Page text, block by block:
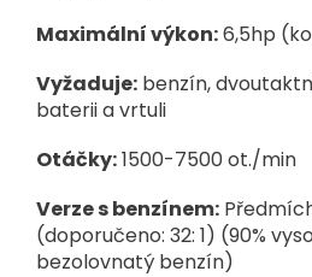
Maximální výkon:6,5hp
Vyžaduje: benzín,
baterii a vrtuli
Otáčky:1500-7500 ot./min
Verze s benzínem:
(doporučeno: 32: 1) (90%
bezolovnatý benzín)